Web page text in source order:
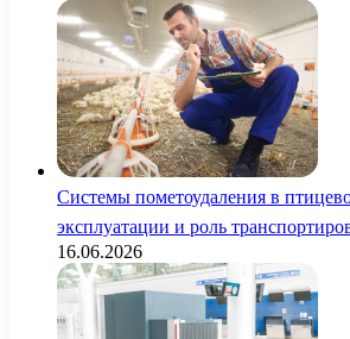
Системы пометоудаления в
эксплуатации и роль
16.06.2026